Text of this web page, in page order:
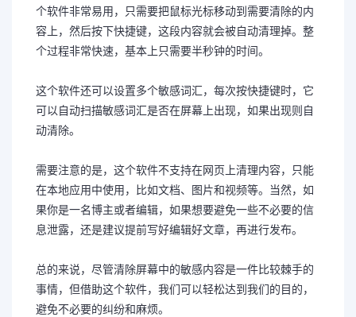
个软件非常易用，只需要把鼠标光标移动到需要清除的内
容上，然后按下快捷键，这段内容就会被自动清理掉。整
个过程非常快速，基本上只需要半秒钟的时间。
这个软件还可以设置多个敏感词汇，每次按快捷键时，它
可以自动扫描敏感词汇是否在屏幕上出现，如果出现则自
动清除。
需要注意的是，这个软件不支持在网页上清理内容，只能
在本地应用中使用，比如文档、图片和视频等。当然，如
果你是一名博主或者编辑，如果想要避免一些不必要的信
息泄露，还是建议提前写好编辑好文章，再进行发布。
总的来说，尽管清除屏幕中的敏感内容是一件比较棘手的
事情，但借助这个软件，我们可以轻松达到我们的目的，
避免不必要的纠纷和麻烦。